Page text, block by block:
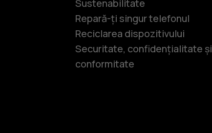
Sustenabilitate
Repară-ți singur telefonul
Reciclarea dispozitivului
Securitate, confidențialitate și
conformitate